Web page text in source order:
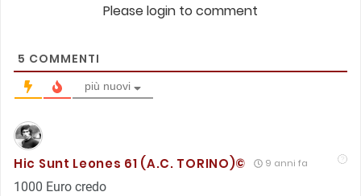
Please login to comment
5 COMMENTI
più nuovi
Hic Sunt Leones 61 (A.C. TORINO)© 9 anni fa
1000 Euro credo